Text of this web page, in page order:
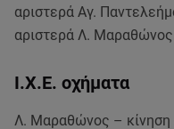
αριστερά Αγ.
αριστερά Λ.
Ι.Χ.Ε. οχήματα
Λ. Μαραθώνος – κίνηση